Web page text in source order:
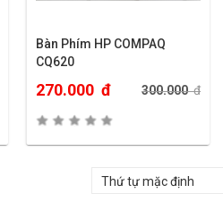
Bàn Phím HP COMPAQ
CQ620
270.000 đ 300.000đ